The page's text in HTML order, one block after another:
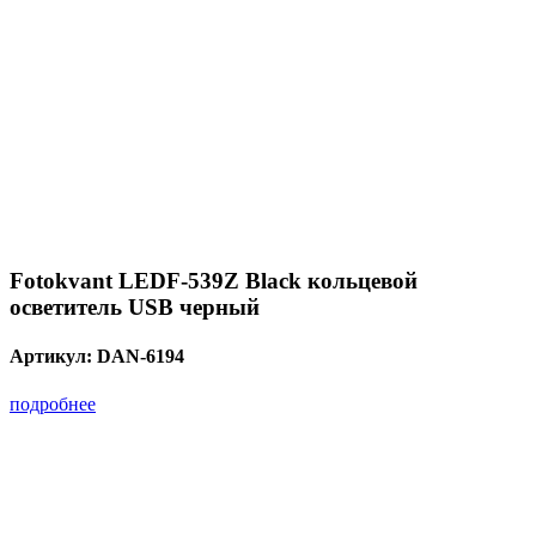
Fotokvant LEDF-539Z Black кольцевой
осветитель USB черный
Артикул: DAN-6194
подробнее